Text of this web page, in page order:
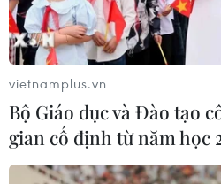
Mỹ đã thực hiện “đòn tấn
một con tàu được các tổ chức
danh sách khủng bố vận
buôn bán ma túy.
vietnamplus.vn
Bộ Giáo dục và Đào tạo
gian cố định từ năm học